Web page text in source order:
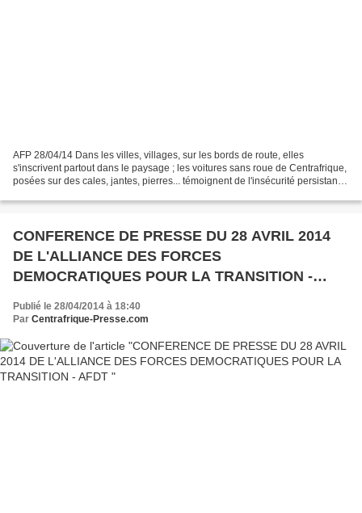
AFP 28/04/14 Dans les villes, villages, sur les bords de route, elles
s'inscrivent partout dans le paysage ; les voitures sans roue de Centrafrique,
posées sur des cales, jantes, pierres... témoignent de l'insécurité persistante
CONFERENCE DE PRESSE DU 28 AVRIL 2014
DE L'ALLIANCE DES FORCES
DEMOCRATIQUES POUR LA TRANSITION -
AFDT
Publié le 28/04/2014 à 18:40
Par Centrafrique-Presse.com